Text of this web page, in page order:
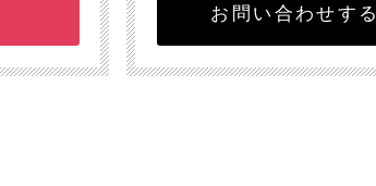
お問い合わせする